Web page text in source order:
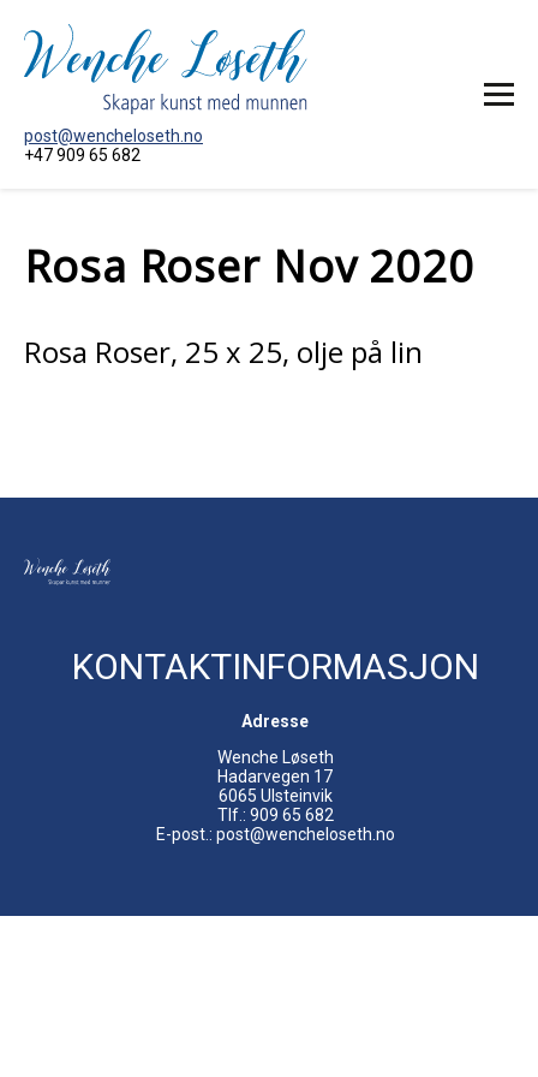
post@wencheloseth.no
+47 909 65 682
MÅLERI
OM KUNSTNAREN
Rosa Roser Nov 2020
Rosa Roser, 25 x 25, olje på lin
KONTAKTINFORMASJON
Adresse
Wenche Løseth
Hadarvegen 17
6065 Ulsteinvik
Tlf.: 909 65 682
E-post.: post@wencheloseth.no